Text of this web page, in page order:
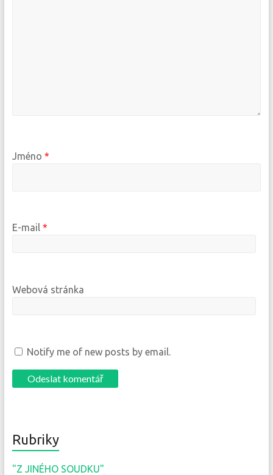
Jméno *
E-mail *
Webová stránka
Notify me of new posts by email.
Rubriky
"Z JINÉHO SOUDKU"